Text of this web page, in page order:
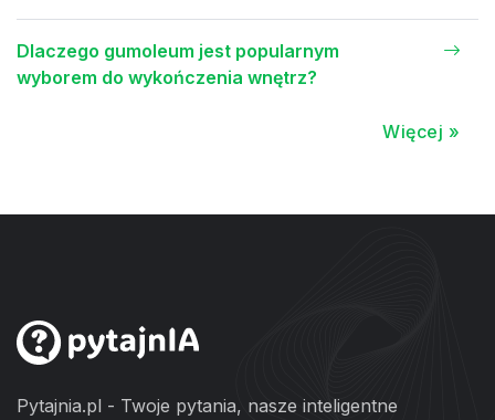
Dlaczego gumoleum jest popularnym
wyborem do wykończenia wnętrz?
Więcej »
Pytajnia.pl - Twoje pytania, nasze inteligentne